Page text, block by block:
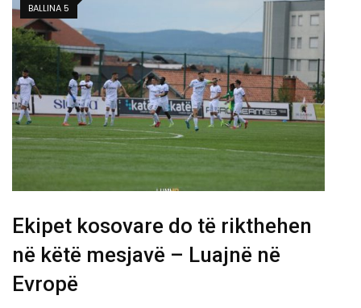
BALLINA 5
Ekipet kosovare do të rikthehen
në këtë mesjavë – Luajnë në
Evropë